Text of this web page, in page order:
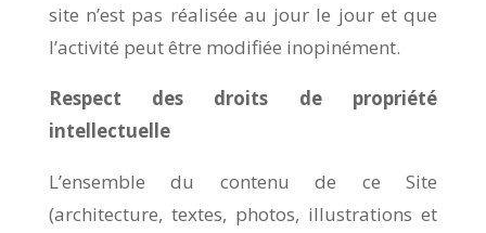
site n’est pas réalisée au jour le jour et que
l’activité peut être modifiée inopinément.
Respect des droits de propriété
intellectuelle
L’ensemble du contenu de ce Site
(architecture, textes, photos, illustrations et